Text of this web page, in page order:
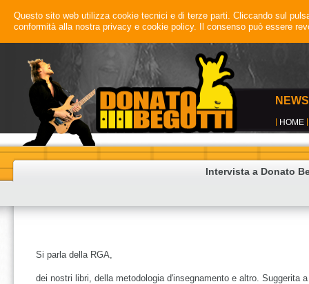
Questo sito web utilizza cookie tecnici e di terze parti. Cliccando sul
conformità alla nostra privacy e cookie policy. Il consenso può essere
NEWS
HOME
Intervista a Donato
Si parla della RGA,
dei nostri libri, della metodologia d'insegnamento e altro. Suggerita